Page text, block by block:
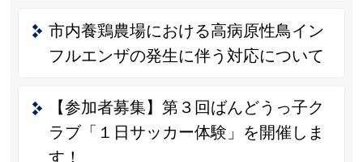
市内養鶏農場における高病原性鳥イン
フルエンザの発生に伴う対応について
【参加者募集】第３回ばんどうっ子ク
ラブ「１日サッカー体験」を開催しま
す！